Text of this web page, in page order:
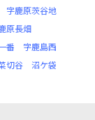
字鹿原茨谷地
原長畑
番
字鹿島西
切谷
沼ケ袋